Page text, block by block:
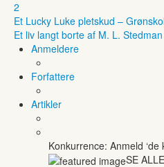
2
Et Lucky Luke pletskud –
Et liv langt borte af M. L. Stedman
Anmeldere
Forfattere
Artikler
Konkurrence: Anmeld
SE ALLE